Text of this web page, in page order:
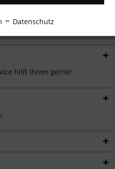
hilft Ihnen gerne!
Inaktiv
Inaktiv
Datenschutz